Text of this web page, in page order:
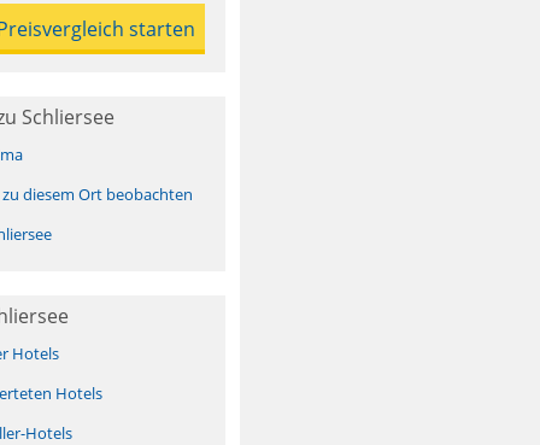
Schliersee
diesem Ort beobachten
Hotels
Hotels
Hotels